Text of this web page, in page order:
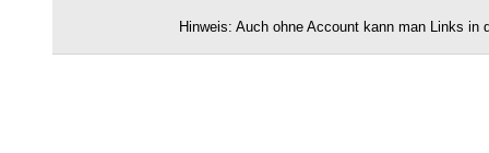
Hinweis: Auch ohne Account kann man Links in